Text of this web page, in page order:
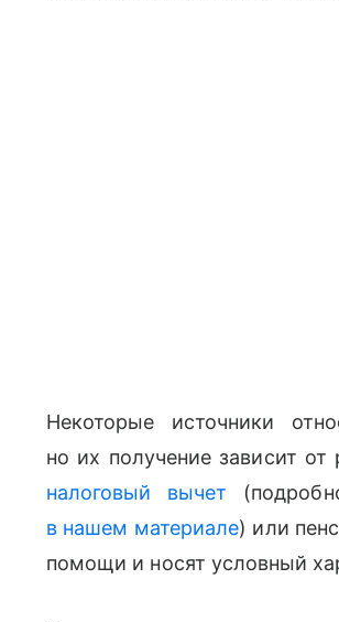
Некоторые источники
но их получение зависит
налоговый вычет
в нашем материале) или
помощи и носят условный